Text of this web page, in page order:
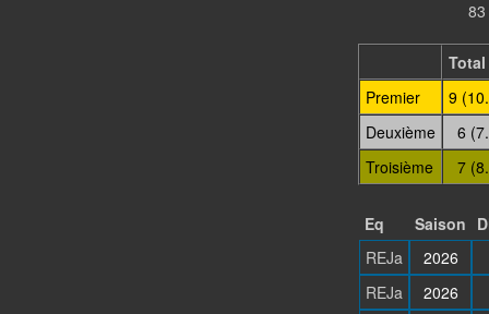
Premier
9
Deuxième
6
Troisième
7
Eq Saison
REJa
2026
REJa
2026